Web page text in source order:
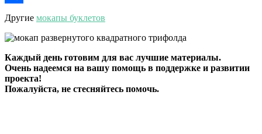
Отправить
Другие мокапы буклетов
Каждый день готовим для вас лучшие материалы.
Очень надеемся на вашу помощь в поддержке и развитии
проекта!
Пожалуйста, не стесняйтесь помочь.